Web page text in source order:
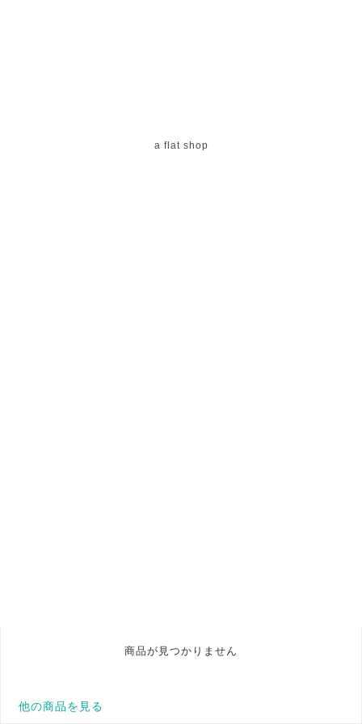
a flat shop
商品が見つかりません
他の商品を見る